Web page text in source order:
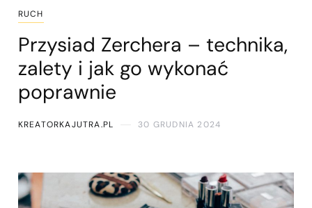
RUCH
Przysiad Zerchera – technika,
zalety i jak go wykonać
poprawnie
KREATORKAJUTRA.PL 30 GRUDNIA 2024